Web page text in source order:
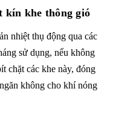
kín khe thông gió
nhiệt thụ động qua các
sử dụng, nếu không
chặt các khe này, đóng
không cho khí nóng